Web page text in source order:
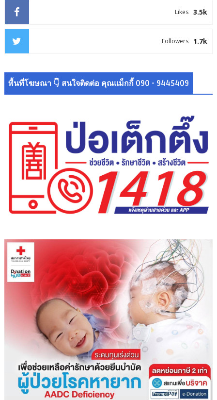
3.5k
Likes
1.7k
Followers
พื้นที่โฆษณา 👇 สนใจติดต่อ คุณแม็กกี้ 090 - 9445409